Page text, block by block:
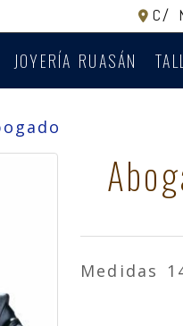
C/
JOYERÍA RUASÁN
Medidas